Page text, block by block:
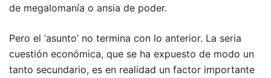
de megalomanía o ansia de poder.
Pero el ‘asunto’ no termina con lo anterior. La seria
cuestión económica, que se ha expuesto de modo un
tanto secundario, es en realidad un factor importante